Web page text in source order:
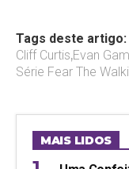
Tags deste artigo:
Cliff Curtis,Evan
Série Fear The
MAIS LIDOS